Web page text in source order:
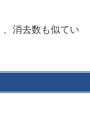
消去数も似てい